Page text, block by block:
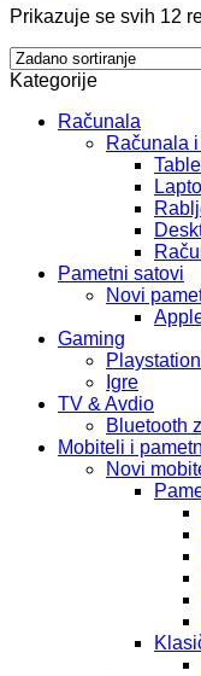
Prikazuje se svih 12
Kategorije
Računala
Računala
Pametni satovi
Novi
Gaming
Igre
TV & Avdio
Bluetooth
Mobiteli i
Novi